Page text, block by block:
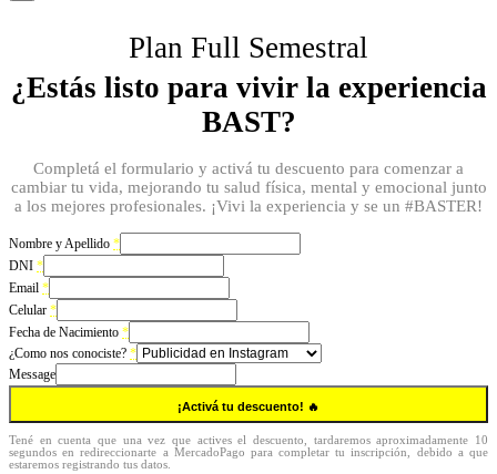
Plan Full Semestral
¿Estás listo para vivir la experiencia
BAST?
Completá el formulario y activá tu descuento para comenzar a
cambiar tu vida, mejorando tu salud física, mental y emocional junto
a los mejores profesionales. ¡Vivi la experiencia y se un #BASTER!
Nombre y Apellido *
DNI *
Email *
Celular *
Fecha de Nacimiento *
¿Como nos conociste? *
Message
¡Activá tu descuento! 🔥
Tené en cuenta que una vez que actives el descuento, tardaremos aproximadamente 10
segundos en redireccionarte a MercadoPago para completar tu inscripción, debido a que
estaremos registrando tus datos.